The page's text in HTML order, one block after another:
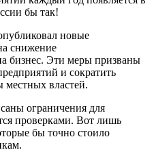
новые
снижение
бизнес. Эти меры призваны
и сократить
местных властей.
ограничения для
проверками. Вот лишь
бы точно стоило